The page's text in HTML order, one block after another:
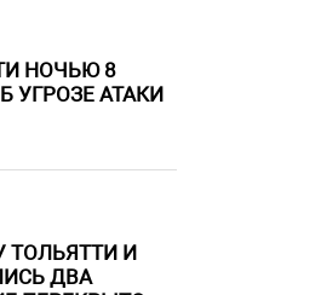
НОЧЬЮ 8
УГРОЗЕ АТАКИ
ТОЛЬЯТТИ И
ДВА